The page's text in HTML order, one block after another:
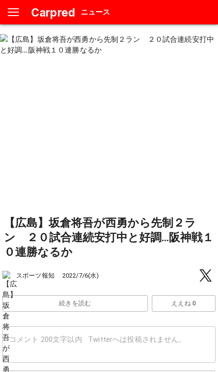
Carpred ニュース
【広島】坂倉将吾が西勇から先制２ラ
ン ２０試合連続安打中と好調…阪神戦１
０連勝なるか
スポーツ報知 2022/7/6(水)
続きを読む ええね 0